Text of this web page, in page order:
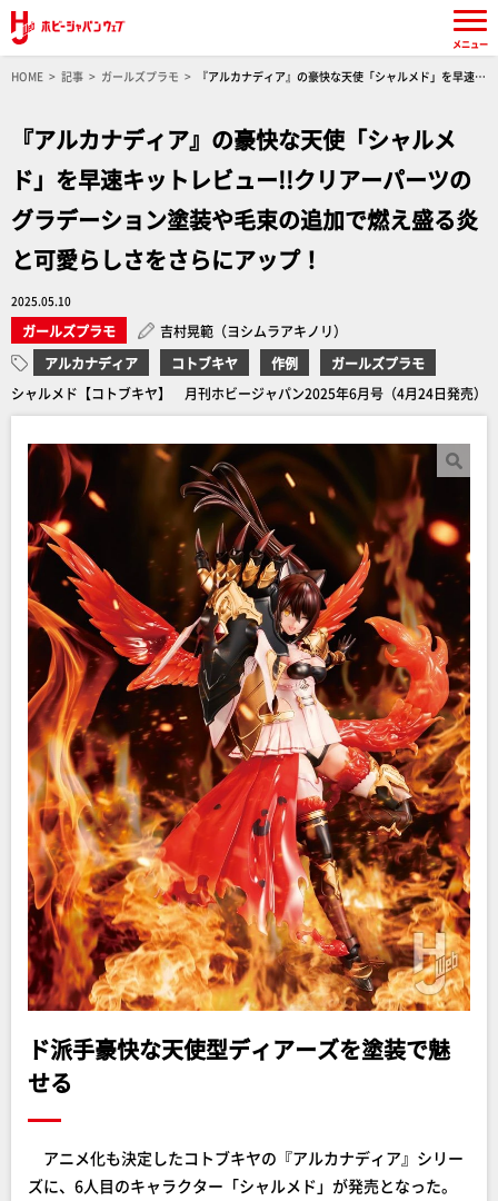
HOME 記事 ガールズプラモ
『アルカナディア』の豪快な天使「シャルメド」を早速キ
『アルカナディア』の豪快な天使「シャルメ
ド」を早速キットレビュー!!クリアーパーツの
グラデーション塗装や毛束の追加で燃え盛る炎
と可愛らしさをさらにアップ！
2025.05.10
ガールズプラモ
吉村晃範（ヨシムラアキノリ）
アルカナディア
コトブキヤ 作例
ガールズプラモ
シャルメド【コトブキヤ】 月刊ホビージャパン2025年6月号（4月24日発売）
ド派手豪快な天使型ディアーズを塗装で魅
せる
アニメ化も決定したコトブキヤの『アルカナディア』シリー
ズに、6人目のキャラクター「シャルメド」が発売となった。
メニュー